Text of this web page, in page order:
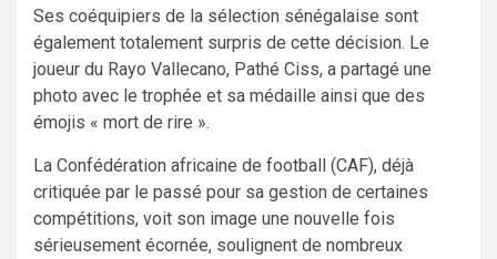
Ses coéquipiers de la sélection sénégalaise sont
également totalement surpris de cette décision. Le
joueur du Rayo Vallecano, Pathé Ciss, a partagé une
photo avec le trophée et sa médaille ainsi que des
émojis « mort de rire ».
La Confédération africaine de football (CAF), déjà
critiquée par le passé pour sa gestion de certaines
compétitions, voit son image une nouvelle fois
sérieusement écornée, soulignent de nombreux